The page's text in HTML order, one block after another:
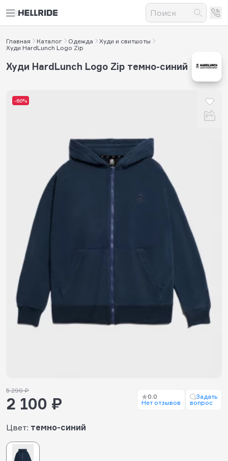
Главная Каталог Одежда
Худи и свитшоты
Худи HardLunch Logo Zip
-60%
Худи HardLunch Logo Zip темно-синий
Цвет: темно-синий
5 290 ₽
2 100 ₽
0.0
Нет отзывов
Задать
вопрос